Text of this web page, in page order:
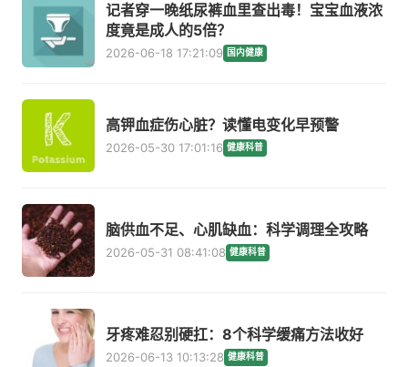
记者穿一晚纸尿裤血里查出毒！宝宝血液浓
度竟是成人的5倍？
2026-06-18 17:21:09 国内健康
高钾血症伤心脏？读懂电变化早预警
2026-05-30 17:01:16 健康科普
脑供血不足、心肌缺血：科学调理全攻略
2026-05-31 08:41:08 健康科普
牙疼难忍别硬扛：8个科学缓痛方法收好
2026-06-13 10:13:28 健康科普